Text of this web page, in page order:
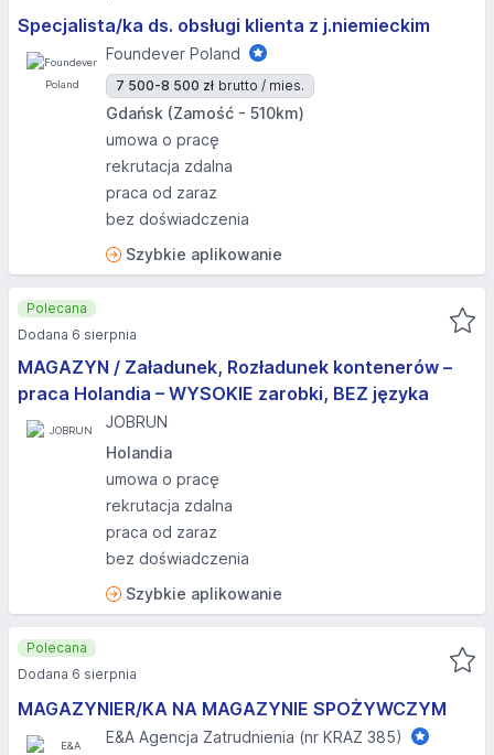
Specjalista/ka ds. obsługi klienta z j.niemieckim
Foundever Poland
7 500-8 500 zł brutto / mies.
Gdańsk (Zamość - 510km)
umowa o pracę
rekrutacja zdalna
praca od zaraz
bez doświadczenia
Szybkie aplikowanie
MAGAZYN / Załadunek, Rozładunek kontenerów –
praca Holandia – WYSOKIE zarobki, BEZ języka
JOBRUN
Holandia
umowa o pracę
rekrutacja zdalna
praca od zaraz
bez doświadczenia
Szybkie aplikowanie
Polecana
Dodana 6 sierpnia
MAGAZYNIER/KA NA MAGAZYNIE SPOŻYWCZYM
E&A Agencja Zatrudnienia (nr KRAZ 385)
Polecana
Dodana 6 sierpnia